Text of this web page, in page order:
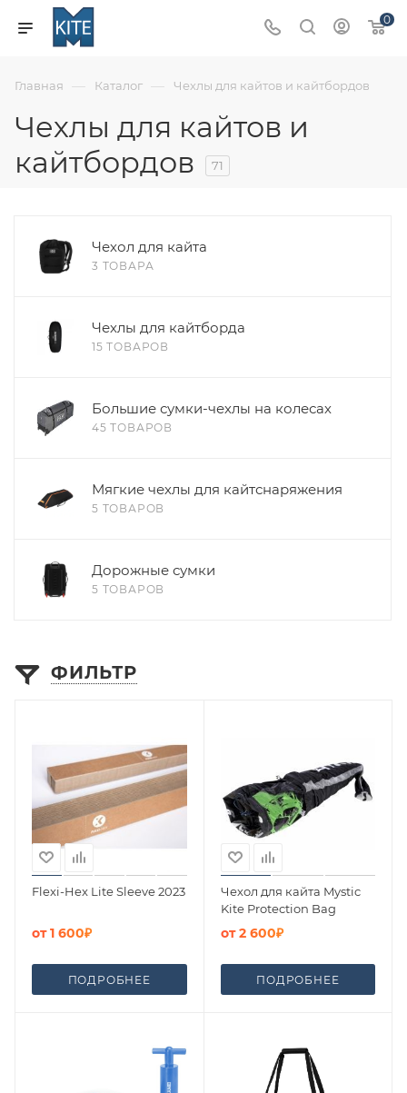
0
Главная — Каталог — Чехлы для кайтов и кайтбордов
Чехлы для кайтов и
кайтбордов
71
Чехол для кайта
3 ТОВАРА
Чехлы для кайтборда
15 ТОВАРОВ
Большие сумки-чехлы на колесах
45 ТОВАРОВ
Мягкие чехлы для кайтснаряжения
5 ТОВАРОВ
Дорожные сумки
5 ТОВАРОВ
ФИЛЬТР
Flexi-Hex Lite Sleeve 2023
от1 600₽
ПОДРОБНЕЕ
Чехол для кайта Mystic
Kite Protection Bag
от2 600₽
ПОДРОБНЕЕ